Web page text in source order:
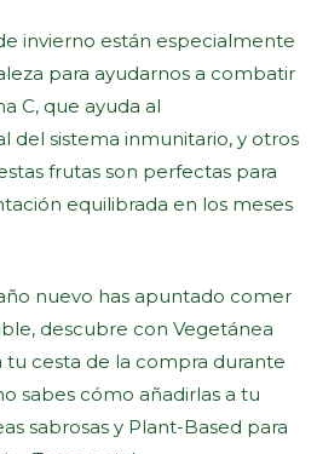
invierno están especialmente
para ayudarnos a combatir
C, que ayuda al
del sistema inmunitario, y otros
frutas son perfectas para
equilibrada en los meses
nuevo has apuntado comer
descubre con Vegetánea
tu cesta de la compra durante
sabes cómo añadirlas a tu
sabrosas y Plant-Based para